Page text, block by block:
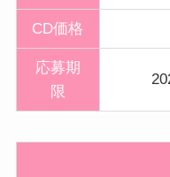
CD価格
応募期
限